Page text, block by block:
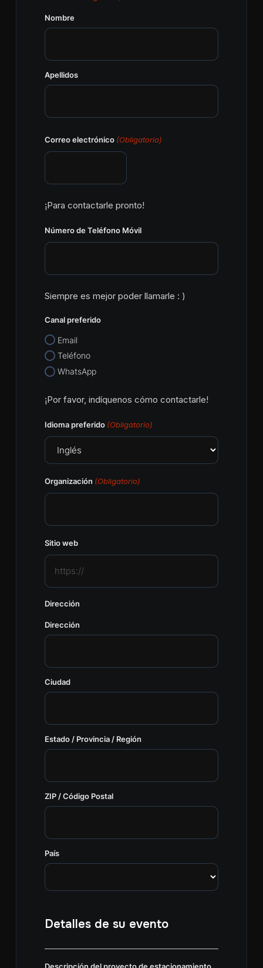
Nombre
Apellidos
Correo electrónico (Obligatorio)
¡Para contactarle pronto!
Número de Teléfono Móvil
Siempre es mejor poder llamarle : )
Canal preferido
Email
Teléfono
WhatsApp
¡Por favor, indíquenos cómo contactarle!
Idioma preferido (Obligatorio)
Organización (Obligatorio)
Sitio web
Dirección
Dirección
Ciudad
Estado / Provincia / Región
ZIP / Código Postal
País
Detalles de su evento